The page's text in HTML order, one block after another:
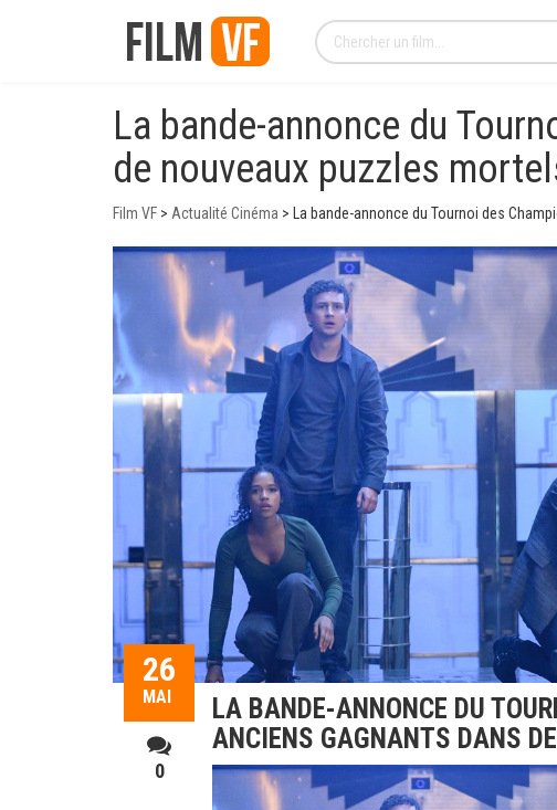
La bande-annonce du
de nouveaux puzzles
Film VF > Actualité Cinéma > La bande-annonce du Tournoi des
26
MAI
0
LA BANDE-ANNONCE DU
ANCIENS GAGNANTS DANS